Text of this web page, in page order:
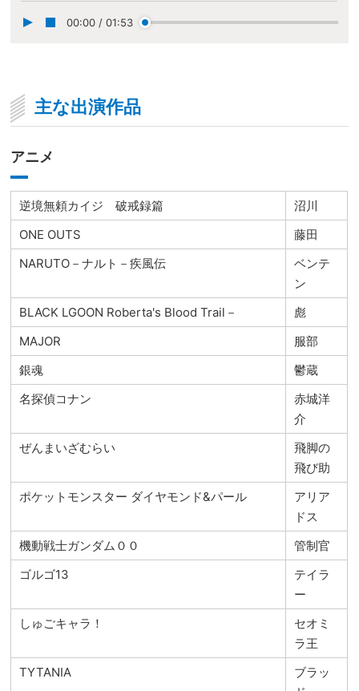
00:00 / 01:53
主な出演作品
アニメ
逆境無頼カイジ 破戒録篇
沼川
ONE OUTS
藤田
NARUTO－ナルト－疾風伝
ベンテ
ン
BLACK LGOON Roberta's Blood Trail－
彪
MAJOR
服部
銀魂
鬱蔵
名探偵コナン
赤城洋
介
ぜんまいざむらい
飛脚の
飛び助
ポケットモンスター ダイヤモンド&パール
アリア
ドス
機動戦士ガンダム００
管制官
ゴルゴ13
テイラ
ー
しゅごキャラ！
セオミ
ラ王
TYTANIA
ブラッ